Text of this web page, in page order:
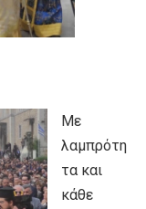
Με
λαμπρότη
τα και
κάθε